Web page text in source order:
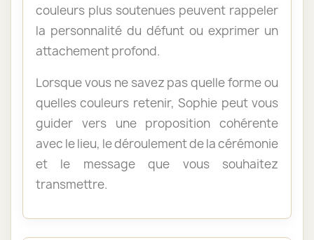
couleurs plus soutenues peuvent rappeler
la personnalité du défunt ou exprimer un
attachement profond.
Lorsque vous ne savez pas quelle forme ou
quelles couleurs retenir, Sophie peut vous
guider vers une proposition cohérente
avec le lieu, le déroulement de la cérémonie
et le message que vous souhaitez
transmettre.